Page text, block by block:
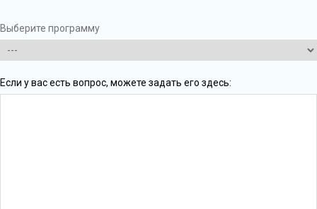
Выберите программу
Если у вас есть вопрос, можете задать его здесь: